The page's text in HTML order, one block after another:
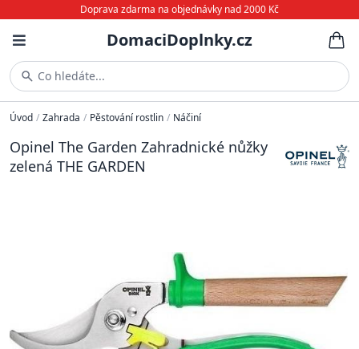
Doprava zdarma na objednávky nad 2000 Kč
DomaciDoplnky.cz
Co hledáte...
Úvod / Zahrada / Pěstování rostlin / Náčiní
Opinel The Garden Zahradnické nůžky
zelená THE GARDEN